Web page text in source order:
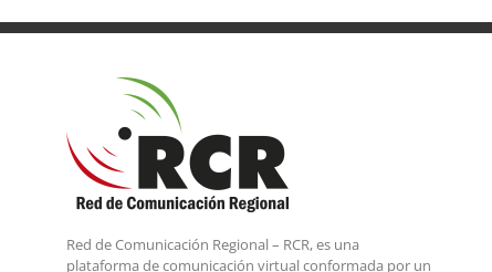
Red de Comunicación Regional – RCR, es una
plataforma de comunicación virtual conformada por un